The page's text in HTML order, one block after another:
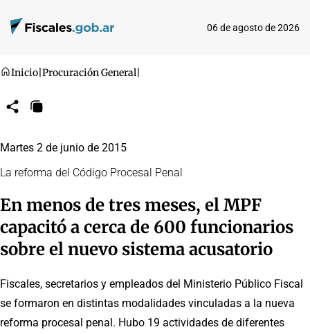
06 de agosto de 2026
Inicio Procuración General
CompartirCopiar
Martes 2 de junio de 2015
La reforma del Código Procesal Penal
En menos de tres meses, el MPF
capacitó a cerca de 600 funcionarios
sobre el nuevo sistema acusatorio
Fiscales, secretarios y empleados del Ministerio Público Fiscal
se formaron en distintas modalidades vinculadas a la nueva
reforma procesal penal. Hubo 19 actividades de diferentes